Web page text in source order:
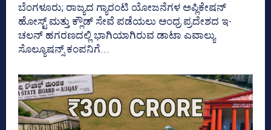
ಬೆಂಗಳೂರು; ರಾಜ್ಯದ ಗ್ಯಾರಂಟಿ ಯೋಜನೆಗಳ ಅಪ್ಲಿಕೇಷನ್‌
ಹೋಸ್ಟ್‌ ಮತ್ತು ಕ್ಲೌಡ್‌ ಸೇವೆ ಪಡೆಯಲು ಆಂಧ್ರ ಪ್ರದೇಶದ ಇ-
ಚಲನ್‌ ಹಗರಣದಲ್ಲಿ ಭಾಗಿಯಾಗಿರುವ ಡಾಟಾ ಎವಾಲ್ಯು
ಸೊಲ್ಯೂಷನ್ಸ್‌ ಕಂಪನಿಗೆ...